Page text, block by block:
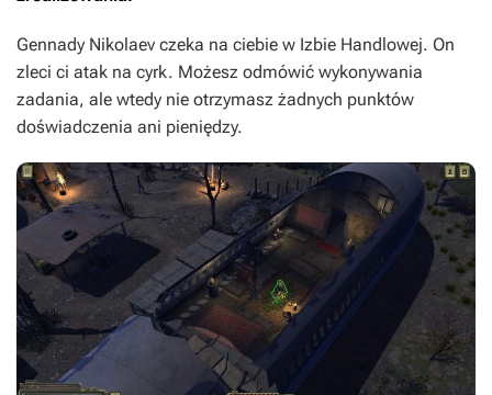
Gennady Nikolaev czeka na ciebie w Izbie Handlowej. On
zleci ci atak na cyrk. Możesz odmówić wykonywania
zadania, ale wtedy nie otrzymasz żadnych punktów
doświadczenia ani pieniędzy.